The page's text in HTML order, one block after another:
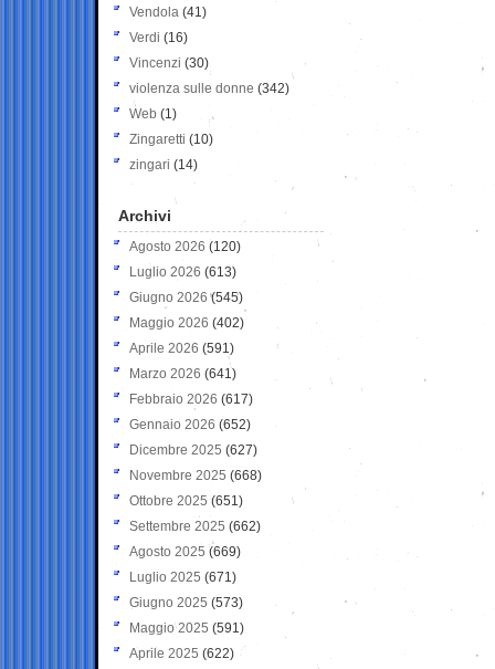
Vendola (41)
Verdi (16)
Vincenzi (30)
violenza sulle donne (342)
Web (1)
Zingaretti (10)
zingari (14)
Archivi
Agosto 2026 (120)
Luglio 2026 (613)
Giugno 2026 (545)
Maggio 2026 (402)
Aprile 2026 (591)
Marzo 2026 (641)
Febbraio 2026 (617)
Gennaio 2026 (652)
Dicembre 2025 (627)
Novembre 2025 (668)
Ottobre 2025 (651)
Settembre 2025 (662)
Agosto 2025 (669)
Luglio 2025 (671)
Giugno 2025 (573)
Maggio 2025 (591)
Aprile 2025 (622)